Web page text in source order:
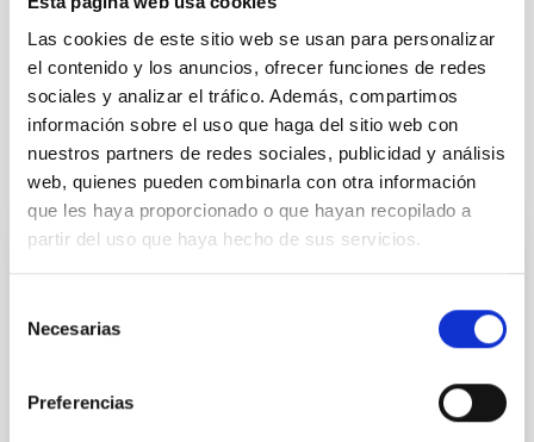
Las cookies de este sitio web se usan para personalizar
el contenido y los anuncios, ofrecer funciones de redes
sociales y analizar el tráfico. Además, compartimos
información sobre el uso que haga del sitio web con
nuestros partners de redes sociales, publicidad y análisis
web, quienes pueden combinarla con otra información
que les haya proporcionado o que hayan recopilado a
partir del uso que haya hecho de sus servicios.
Necesarias
Preferencias
BOE-A-2021-9487
It may interest you
Agreement on Cooperation in Astrophysics
which was signed by eight European countries in La
organisations effective participation in the decision